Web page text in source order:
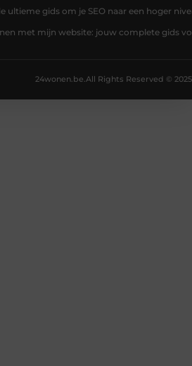
ultieme gids om je SEO naar een hoger
met mijn website: jouw complete gids
All Rights Reserved © 2025
24wonen.be.